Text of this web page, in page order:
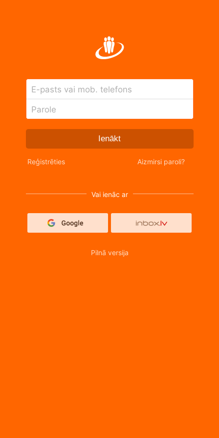
E-pasts vai mob. telefons
Parole
Ienākt
Reģistrēties Aizmirsi paroli?
Vai ienāc ar
Pilnā versija